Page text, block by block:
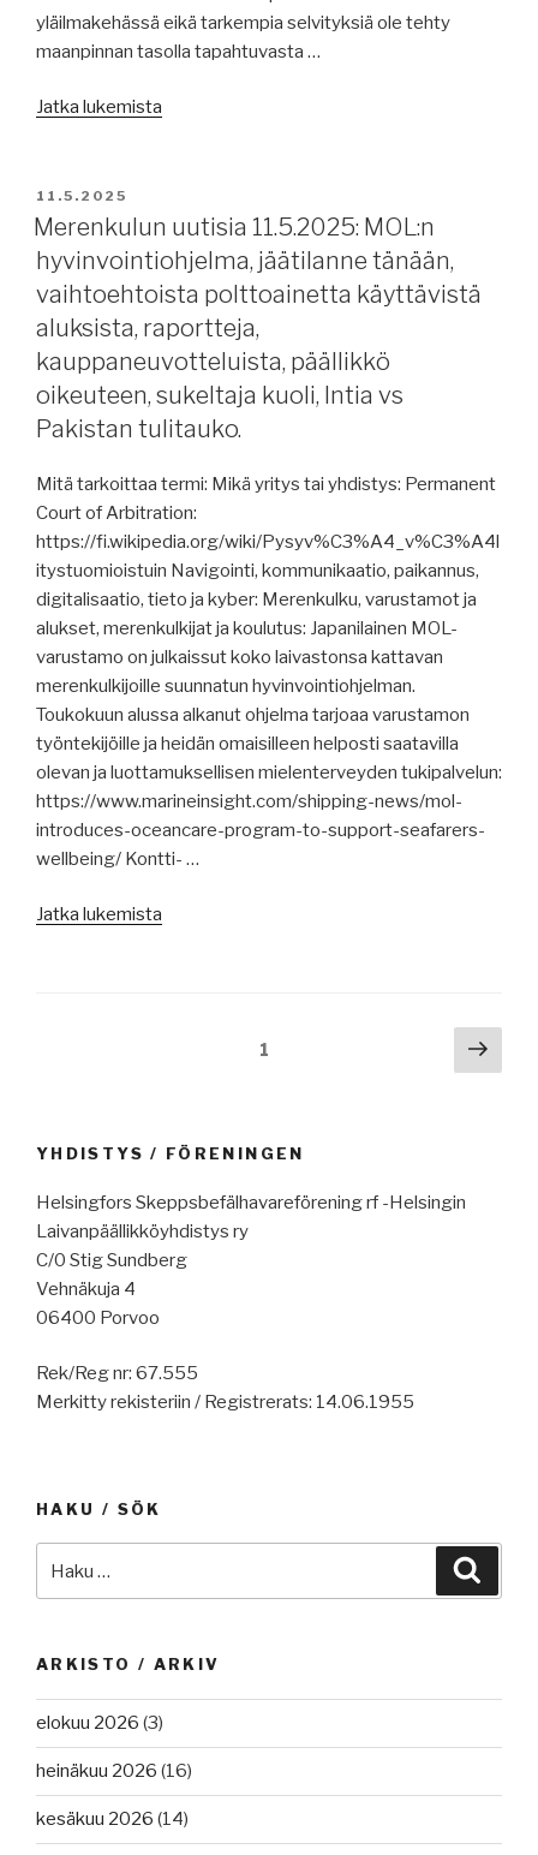
oikean
terminologian
proomulaituri,
Punaisen
meren
tulitauon
taustoista.”
yläilmakehässä eikä tarkempia selvityksiä ole tehty
maanpinnan tasolla tapahtuvasta …
Jatka lukemista
häirintää,
ESL
Shipping,
Kiina
ja
USA
neuvottelevat,
OPEC,
alennusta
Suezissa,
jäätilanne,
Kiina
ja
Peru
kauppasopimukseen,
Aker
Arctic,
Thyssenkrupp,
raportteja,
Kiinan
deflaatiouhka,
lippuvaltio
Flaminia,
ammoniakin
käytöstä,
arktinen
Punaisella
merellä
JULKAISTU
11.5.2025
Merenkulun uutisia 11.5.2025: MOL:n
hyvinvointiohjelma, jäätilanne tänään,
vaihtoehtoista polttoainetta käyttävistä
aluksista, raportteja,
kauppaneuvotteluista, päällikkö
oikeuteen, sukeltaja kuoli, Intia vs
Pakistan tulitauko.
Mitä tarkoittaa termi: Mikä yritys tai yhdistys: Permanent
Court of Arbitration:
https://fi.wikipedia.org/wiki/Pysyv%C3%A4_v%C3%A4l
itystuomioistuin Navigointi, kommunikaatio, paikannus,
digitalisaatio, tieto ja kyber: Merenkulku, varustamot ja
alukset, merenkulkijat ja koulutus: Japanilainen MOL-
varustamo on julkaissut koko laivastonsa kattavan
merenkulkijoille suunnatun hyvinvointiohjelman.
Toukokuun alussa alkanut ohjelma tarjoaa varustamon
työntekijöille ja heidän omaisilleen helposti saatavilla
olevan ja luottamuksellisen mielenterveyden tukipalvelun:
https://www.marineinsight.com/shipping-news/mol-
introduces-oceancare-program-to-support-seafarers-
wellbeing/ Kontti- …
Jatka lukemista
polttoainetta
aluksista,
raportteja,
kauppaneuvotteluista,
kuoli,
Intia
1
sivu
YHDISTYS / FÖRENINGEN
Helsingfors Skeppsbefälhavareförening rf -Helsingin
Laivanpäällikköyhdistys ry
C/0 Stig Sundberg
Vehnäkuja 4
06400 Porvoo
Rek/Reg nr: 67.555
Merkitty rekisteriin / Registrerats: 14.06.1955
HAKU / SÖK
ARKISTO / ARKIV
elokuu 2026 (3)
heinäkuu 2026 (16)
kesäkuu 2026 (14)